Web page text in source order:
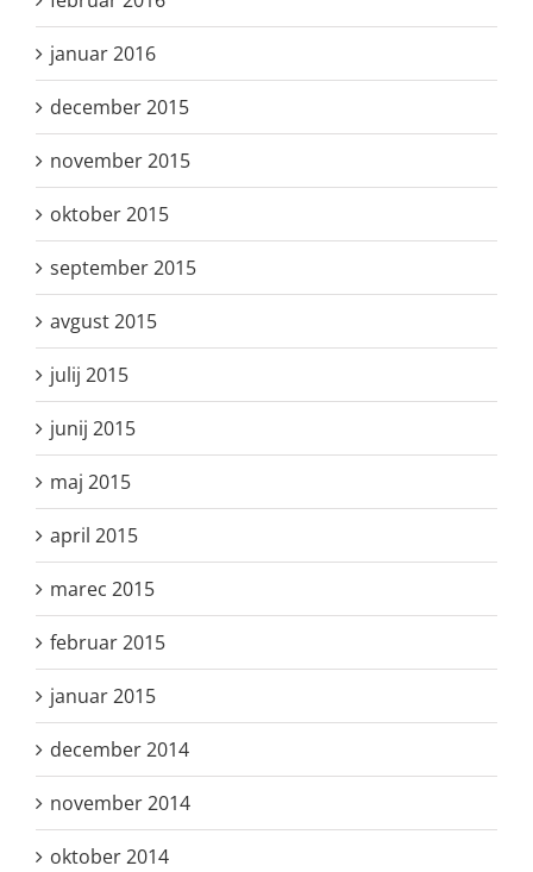
januar 2016
december 2015
november 2015
oktober 2015
september 2015
avgust 2015
julij 2015
junij 2015
maj 2015
april 2015
marec 2015
februar 2015
januar 2015
december 2014
november 2014
oktober 2014